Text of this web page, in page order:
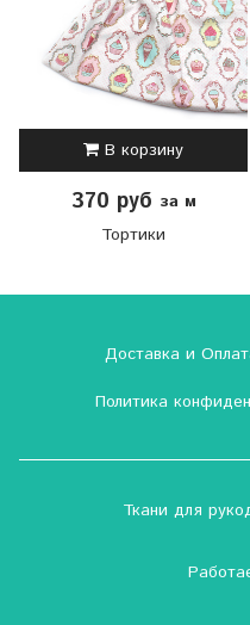
В корзину
370 руб за м
Тортики
Доставка и
Политика
Ткани для